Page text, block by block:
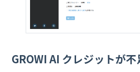
GROWI AI クレジットが